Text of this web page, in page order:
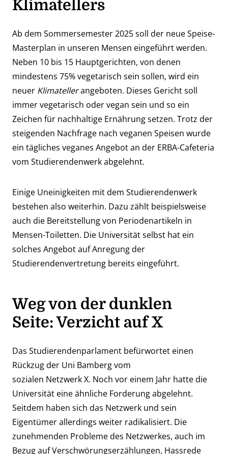
Klimatellers
Ab dem Sommersemester 2025 soll der neue Speise-
Masterplan in unseren Mensen eingeführt werden.
Neben 10 bis 15 Hauptgerichten, von denen
mindestens 75% vegetarisch sein sollen, wird ein
neuer Klimatellerangeboten. Dieses Gericht soll
immer vegetarisch oder vegan sein und so ein
Zeichen für nachhaltige Ernährung setzen. Trotz der
steigenden Nachfrage nach veganen Speisen wurde
ein tägliches veganes Angebot an der ERBA-Cafeteria
vom Studierendenwerk abgelehnt.
Einige Uneinigkeiten mit dem Studierendenwerk
bestehen also weiterhin. Dazu zählt beispielsweise
auch die Bereitstellung von Periodenartikeln in
Mensen-Toiletten. Die Universität selbst hat ein
solches Angebot auf Anregung der
Studierendenvertretung bereits eingeführt.
Weg von der dunklen
Seite: Verzicht auf X
Das Studierendenparlament befürwortet einen
Rückzug der Uni Bamberg vom
sozialen Netzwerk X. Noch vor einem Jahr hatte die
Universität eine ähnliche Forderung abgelehnt.
Seitdem haben sich das Netzwerk und sein
Eigentümer allerdings weiter radikalisiert. Die
zunehmenden Probleme des Netzwerkes, auch im
Bezug auf Verschwörungserzählungen, Hassrede